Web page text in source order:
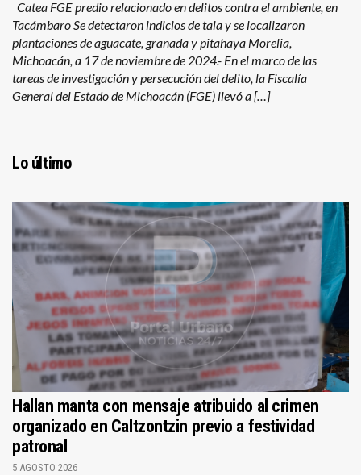
Catea FGE predio relacionado en delitos contra el ambiente, en
Tacámbaro Se detectaron indicios de tala y se localizaron
plantaciones de aguacate, granada y pitahaya Morelia,
Michoacán, a 17 de noviembre de 2024.- En el marco de las
tareas de investigación y persecución del delito, la Fiscalía
General del Estado de Michoacán (FGE) llevó a […]
Lo último
Hallan manta con mensaje atribuido al crimen
organizado en Caltzontzin previo a festividad
patronal
5 AGOSTO 2026